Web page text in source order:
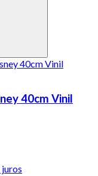
40cm Vinil
juros